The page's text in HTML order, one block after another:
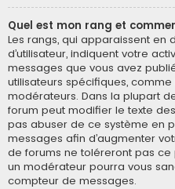
Quel est mon rang et
Les rangs, qui apparaissent en
d’utilisateur, indiquent votre
messages que vous avez
utilisateurs spécifiques,
modérateurs. Dans la plupart
forum peut modifier le texte
pas abuser de ce système en
messages afin d’augmenter
de forums ne toléreront pas
un modérateur pourra vous
compteur de messages.